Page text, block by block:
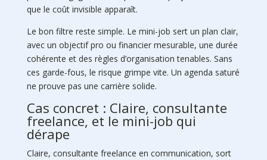
que le coût invisible apparaît.
Le bon filtre reste simple. Le mini-job sert un plan clair,
avec un objectif pro ou financier mesurable, une durée
cohérente et des règles d’organisation tenables. Sans
ces garde-fous, le risque grimpe vite. Un agenda saturé
ne prouve pas une carrière solide.
Cas concret : Claire, consultante
freelance, et le mini-job qui
dérape
Claire, consultante freelance en communication, sort